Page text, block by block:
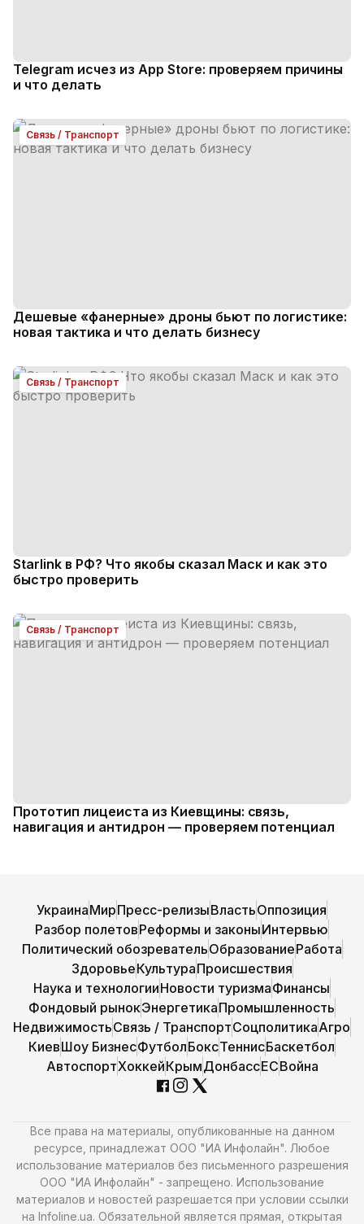
Telegram исчез из App Store: проверяем причины
и что делать
Связь / Транспорт
Дешевые «фанерные» дроны бьют по логистике:
новая тактика и что делать бизнесу
Связь / Транспорт
Starlink в РФ? Что якобы сказал Маск и как это
быстро проверить
Связь / Транспорт
Прототип лицеиста из Киевщины: связь,
навигация и антидрон — проверяем потенциал
УкраинаМирПресс-релизыВластьОппозиция
Разбор полетовРеформы и законыИнтервью
Политический обозревательОбразованиеРабота
ЗдоровьеКультураПроисшествия
Наука и технологииНовости туризмаФинансы
Фондовый рынокЭнергетикаПромышленность
НедвижимостьСвязь / ТранспортСоцполитикаАгро
КиевШоу БизнесФутболБоксТеннисБаскетбол
АвтоспортХоккейКрымДонбассЕСВойна
Все права на материалы, опубликованные на данном
ресурсе, принадлежат ООО "ИА Инфолайн". Любое
использование материалов без письменного разрешения
ООО "ИА Инфолайн" - запрещено. Использование
материалов и новостей разрешается при условии ссылки
на Infoline.ua. Обязательной является прямая, открытая